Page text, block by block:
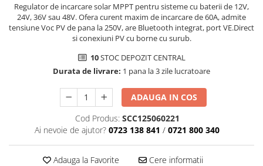
Regulator de incarcare solar MPPT pentru sisteme cu baterii de 12V,
24V, 36V sau 48V. Ofera curent maxim de incarcare de 60A, admite
tensiune Voc PV de pana la 250V, are Bluetooth integrat, port VE.Direct
si conexiuni PV cu borne cu surub.
10STOC DEPOZIT CENTRAL
Durata de livrare: 1 pana la 3 zile lucratoare
ADAUGA IN COS
Cod Produs: SCC125060221
Ai nevoie de ajutor? 0723 138 841 / 0721 800 340
Adauga la Favorite Cere informatii